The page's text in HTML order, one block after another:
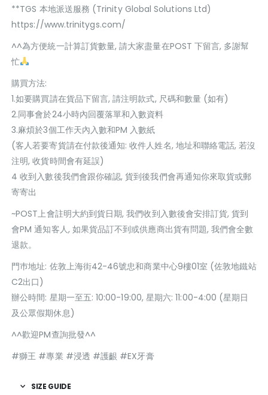
**TGS 本地派送服務 (Trinity Global Solutions Ltd)
https://www.trinitygs.com/
^^為方便統一計算訂貨數量, 請大家盡量在POST 下留言, 多謝幫
忙
購買方法:
1.如要購買請在貨品下留言, 請注明款式, 尺碼和數量 (如有)
2.同事會於24小時內回覆落單和入數資料
3.麻煩於3個工作天內入數和PM 入數紙
(客人若要寄貨請在付款後通知: 收件人姓名, 地址和聯絡電話, 若沒
注明, 收貨時間會有延誤)
4 收到入數後我們會跟你確認, 貨到後我們會再通知你來取貨或郵
寄寄出
~POST上會註明大約到貨日期, 我們收到入數後會安排訂貨, 貨到
會PM 通知客人, 如果貨品訂不到或供應商出貨有問題, 我們會全數
退款。
門巿地址: 佐敦上海街42-46號忠和商業中心9樓01室 (佐敦地鐵站
C2出口)
辦公時間: 星期一至五: 10:00-19:00, 星期六: 11:00-4:00 (星期日
及公眾假期休息)
^^歡迎PM查詢批發^^
#獅王 #專業 #浸透 #護齦 #EX牙膏
SIZE GUIDE